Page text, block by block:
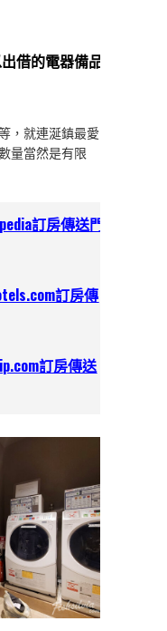
借的電器備品
，就連涎鎮最愛
量當然是有限
訂房傳送門
訂房傳
訂房傳送